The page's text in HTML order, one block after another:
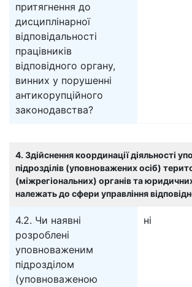
притягнення до
дисциплінарної
відповідальності
працівників
відповідного органу,
винних у порушенні
антикорупційного
законодавства?
4. Здійснення координації діяльності
підрозділів (уповноважених осіб)
(міжрегіональних) органів та
належать до сфери управління
4.2. Чи наявні
розроблені
уповноваженим
підрозділом
(уповноваженою
ні